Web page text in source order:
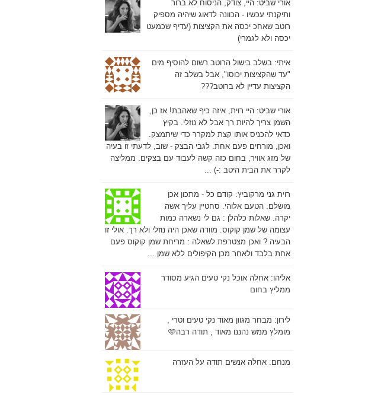
אורי שביט: היי, צודק, הניסוח לא ברור
ותיקנתי עכשיו - הכוונה לדאוג שיהיה מספיק
רוטב שאחכ יכסה את הקציצות (עדיף שכמעט
יכסה ולא לגמרי)
איתי: בשלב בישול הרוטב רשום להוסיף מים
"עד שהקציצות יכוסו", אבל בשלב זה
הקציצות עדיין לא ברוטב???
אורי שביט: היי רוית, איזה כיף שאהבת! אז כן,
השמן צריך להיות רך אבל לא נוזלי. בקיץ
כדאי להכניס אותו קצת למקרר כדי שיתמצק.
ואכן, מורחים פעם אחת. לגבי הבצק - שוב, לדעתי זו בעיה
של מזג אוויר, בחום כזה קשה לעבוד עם בצקים. ממליצה
לקרר את הבית היטב :-) ...
רוית גני מרקוביץ: קודם כל - מתכון אכן
מושלם. הטעם אלוהי. סחטיין עליך אשה
יקרה. שאלות כלהלן : גם לי נשארה כמות
עצומה של שמן קוקוס. מוודה שאכן היה נוזלי ולא רך. אולי זו
הבעיה ? ואכן מצטרפת לשאלה : מריחת שמן קוקוס פעם
אחת בלבד ולאחר מכן הקיפולים ללא שמן ...
אליהו: אחלה אוכל נקי טעים הגיע מסודר
ממליץ בחום
לירון: מבחר מגוון מאוד נקי טעים וטרי ,
מומלץ ממש נהננו מאוד , תודה רבה🩷
מנחם: אחלה אנשים תודה על העזרה